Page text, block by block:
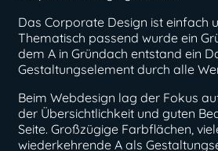
Das Corporate Design ist einfach
Thematisch passend wurde ein
dem A in Gründach entstand ein
Gestaltungselement durch alle
Beim Webdesign lag der Fokus
der Übersichtlichkeit und guten
Seite. Großzügige Farbflächen,
wiederkehrende A als